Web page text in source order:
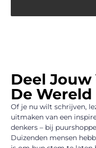
Deel
De Wereld
Of je nu wilt schrijven,
uitmaken van een
denkers – bij
Duizenden mensen